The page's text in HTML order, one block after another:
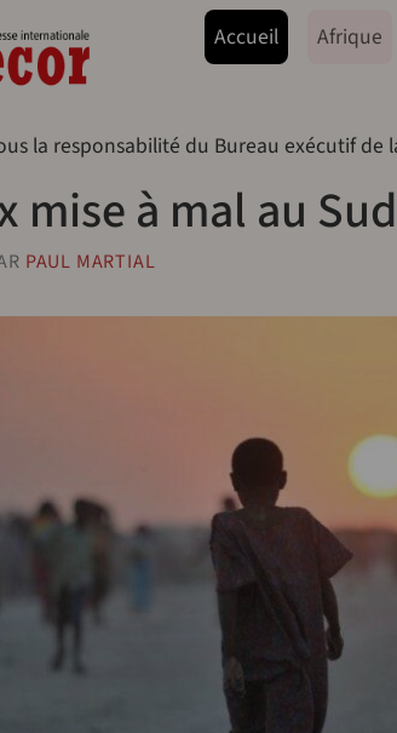
Navegação principal
Accueil Afrique
la responsabilité du Bureau exécutif de
mise à mal au
PAUL MARTIAL